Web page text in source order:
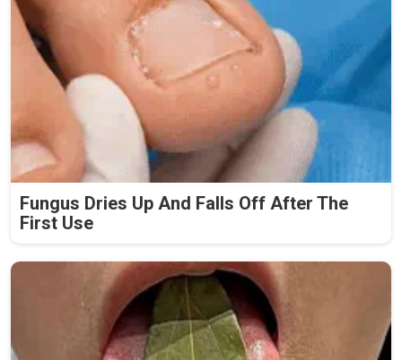
Fungus Dries Up And Falls Off After The
First Use